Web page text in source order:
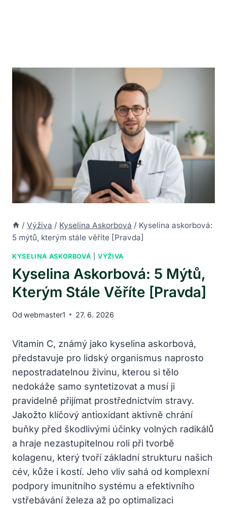
/ Výživa / Kyselina Askorbová / Kyselina askorbová:
5 mýtů, kterým stále věříte [Pravda]
KYSELINA ASKORBOVÁ |VÝŽIVA
Kyselina Askorbová: 5 Mýtů,
Kterým Stále Věříte [Pravda]
Od webmaster1 27. 6. 2026
Vitamin C, známý jako kyselina askorbová,
představuje pro lidský organismus naprosto
nepostradatelnou živinu, kterou si tělo
nedokáže samo syntetizovat a musí ji
pravidelně přijímat prostřednictvím stravy.
Jakožto klíčový antioxidant aktivně chrání
buňky před škodlivými účinky volných radikálů
a hraje nezastupitelnou roli při tvorbě
kolagenu, který tvoří základní strukturu našich
cév, kůže i kostí. Jeho vliv sahá od komplexní
podpory imunitního systému a efektivního
vstřebávání železa až po optimalizaci